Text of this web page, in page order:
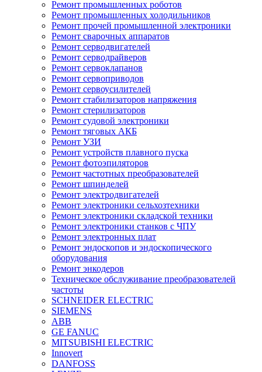
Ремонт промышленных роботов
Ремонт промышленных холодильников
Ремонт прочей промышленной электроники
Ремонт сварочных аппаратов
Ремонт серводвигателей
Ремонт серводрайверов
Ремонт сервоклапанов
Ремонт сервоприводов
Ремонт сервоусилителей
Ремонт стабилизаторов напряжения
Ремонт стерилизаторов
Ремонт судовой электроники
Ремонт тяговых АКБ
Ремонт УЗИ
Ремонт устройств плавного пуска
Ремонт фотоэпиляторов
Ремонт частотных преобразователей
Ремонт шпинделей
Ремонт электродвигателей
Ремонт электроники сельхозтехники
Ремонт электроники складской техники
Ремонт электроники станков с ЧПУ
Ремонт электронных плат
Ремонт эндоскопов и эндоскопического
оборудования
Ремонт энкодеров
Техническое обслуживание преобразователей
частоты
SCHNEIDER ELECTRIC
SIEMENS
ABB
GE FANUC
MITSUBISHI ELECTRIC
Innovert
DANFOSS